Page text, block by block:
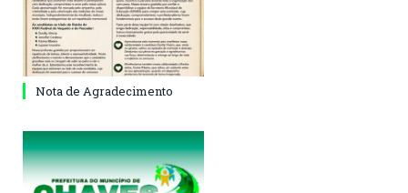
Nota de Agradecimento